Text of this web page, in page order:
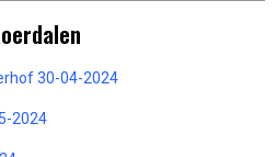
30-04-2024
2024